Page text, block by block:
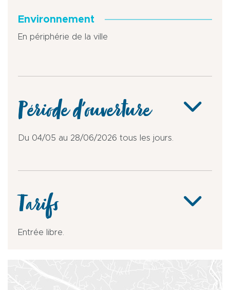
Environnement
En périphérie de la ville
Période d'ouverture
Du 04/05 au 28/06/2026 tous les jours.
Tarifs
Entrée libre.